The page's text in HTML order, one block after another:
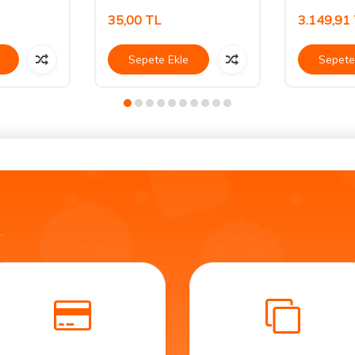
35,00 TL
Sepete Ekle
3.149,91